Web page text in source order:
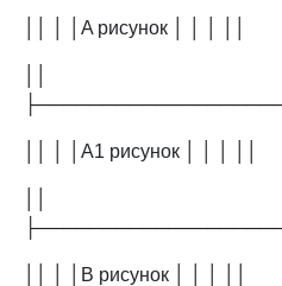
││ │ │A рисунок │ │ │ ││
││ │ │A1 рисунок │ │ │ ││
││ │ │B рисунок │ │ │ ││